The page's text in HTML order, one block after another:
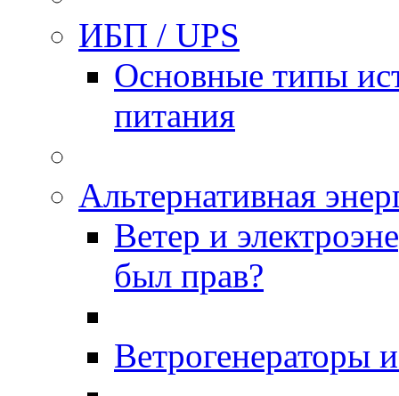
ИБП / UPS
Основные типы
питания
Альтернативная
Ветер и
был прав?
Ветрогенераторы